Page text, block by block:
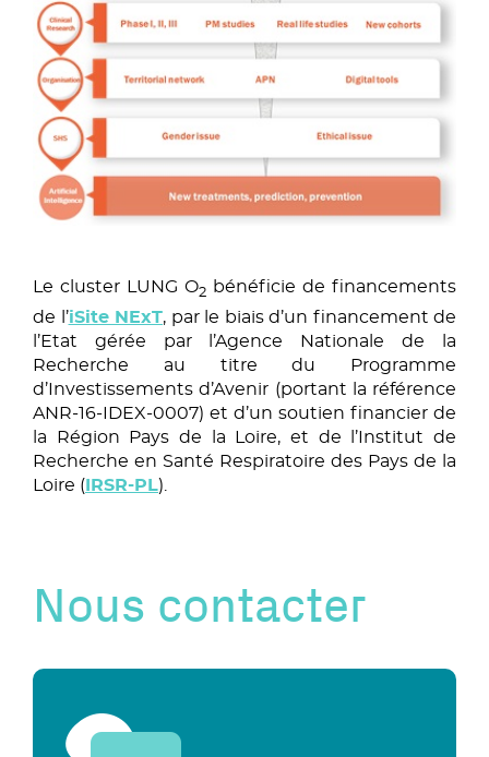
Le cluster LUNG O2
bénéficie de financements
de l’iSite NExT, par le biais d’un financement de
l’Etat gérée par l’Agence Nationale de la
Recherche au titre du Programme
d’Investissements d’Avenir (portant la référence
ANR-16-IDEX-0007) et d’un soutien financier de
la Région Pays de la Loire, et de l’Institut de
Recherche en Santé Respiratoire des Pays de la
Loire ( IRSR-PL).
Nous contacter